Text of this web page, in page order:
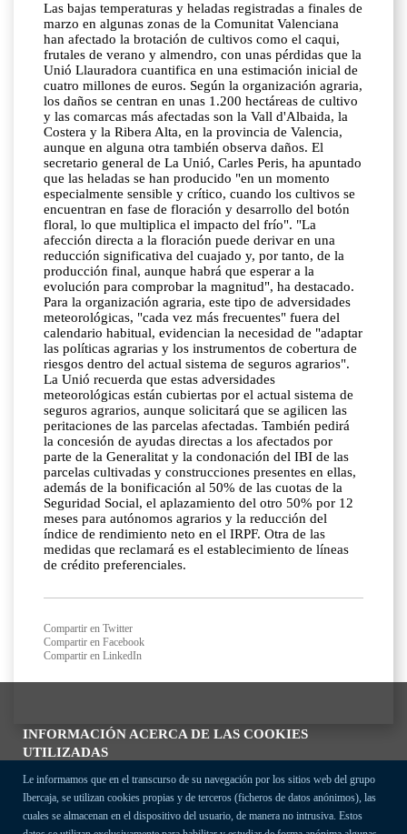
INFORMACIÓN ACERCA DE LAS COOKIES
UTILIZADAS
Le informamos que en el transcurso de su navegación por los sitios web del grupo
Ibercaja, se utilizan cookies propias y de terceros (ficheros de datos anónimos), las
cuales se almacenan en el dispositivo del usuario, de manera no intrusiva. Estos
Las bajas temperaturas y heladas registradas a finales de
marzo en algunas zonas de la Comunitat Valenciana
han afectado la brotación de cultivos como el caqui,
frutales de verano y almendro, con unas pérdidas que la
Unió Llauradora cuantifica en una estimación inicial de
cuatro millones de euros. Según la organización agraria,
los daños se centran en unas 1.200 hectáreas de cultivo
y las comarcas más afectadas son la Vall d'Albaida, la
Costera y la Ribera Alta, en la provincia de Valencia,
aunque en alguna otra también observa daños. El
secretario general de La Unió, Carles Peris, ha apuntado
que las heladas se han producido "en un momento
especialmente sensible y crítico, cuando los cultivos se
encuentran en fase de floración y desarrollo del botón
floral, lo que multiplica el impacto del frío". "La
afección directa a la floración puede derivar en una
reducción significativa del cuajado y, por tanto, de la
producción final, aunque habrá que esperar a la
evolución para comprobar la magnitud", ha destacado.
Para la organización agraria, este tipo de adversidades
meteorológicas, "cada vez más frecuentes" fuera del
calendario habitual, evidencian la necesidad de "adaptar
las políticas agrarias y los instrumentos de cobertura de
riesgos dentro del actual sistema de seguros agrarios".
La Unió recuerda que estas adversidades
meteorológicas están cubiertas por el actual sistema de
seguros agrarios, aunque solicitará que se agilicen las
peritaciones de las parcelas afectadas. También pedirá
la concesión de ayudas directas a los afectados por
parte de la Generalitat y la condonación del IBI de las
parcelas cultivadas y construcciones presentes en ellas,
además de la bonificación al 50% de las cuotas de la
Seguridad Social, el aplazamiento del otro 50% por 12
meses para autónomos agrarios y la reducción del
índice de rendimiento neto en el IRPF. Otra de las
medidas que reclamará es el establecimiento de líneas
de crédito preferenciales.
Compartir en Twitter
Compartir en Facebook
Compartir en LinkedIn